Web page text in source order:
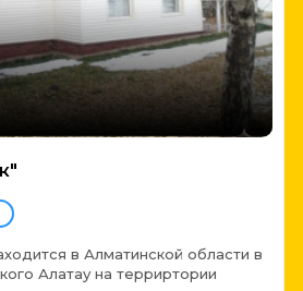
в Алматинской области в
Алатау на терриртории